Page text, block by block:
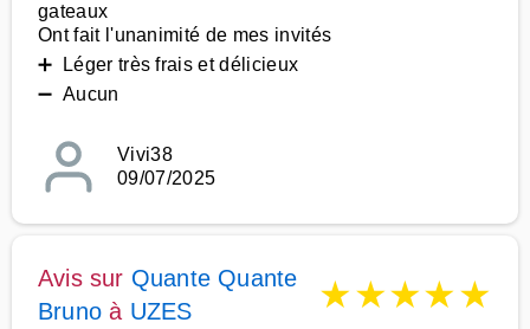
gateaux
Ont fait l'unanimité de mes invités
➕ Léger très frais et délicieux
➖ Aucun
Vivi38
09/07/2025
Avis sur Quante Quante
Bruno à UZES ★★★★★